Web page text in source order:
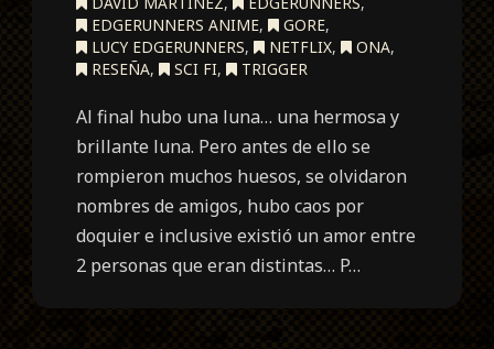
EDGERUNNERS ANIME, GORE,
LUCY EDGERUNNERS, NETFLIX, ONA,
RESEÑA, SCI FI, TRIGGER
Al final hubo una luna… una hermosa y
brillante luna. Pero antes de ello se
rompieron muchos huesos, se olvidaron
nombres de amigos, hubo caos por
doquier e inclusive existió un amor entre
2 personas que eran distintas… P…